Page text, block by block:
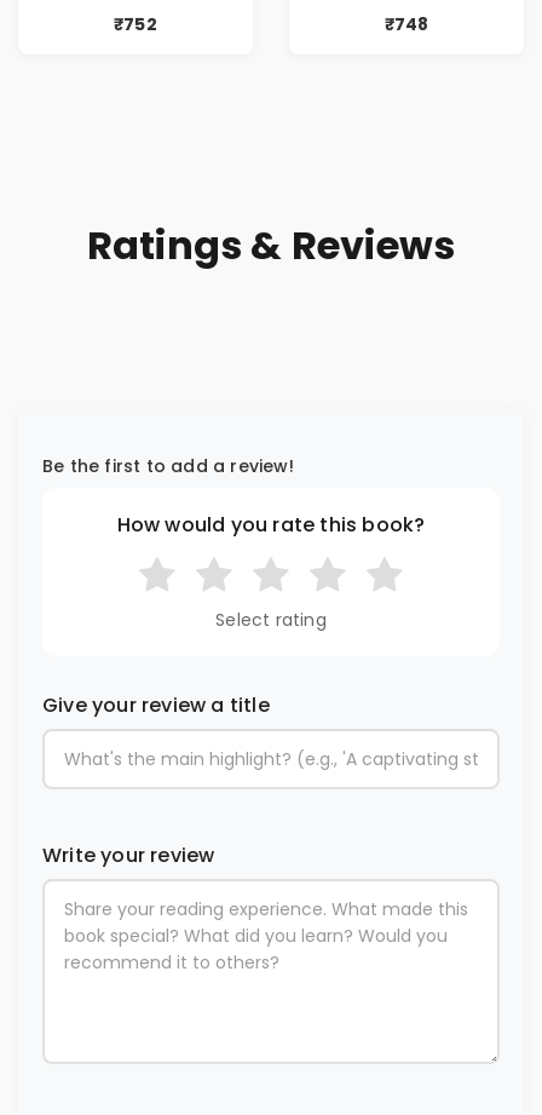
कथांचा संच )
₹752
Way to Grow Your
₹748
Ratings & Reviews
Be the first to add a review!
How would you rate this book?
Select rating
Give your review a title
Write your review